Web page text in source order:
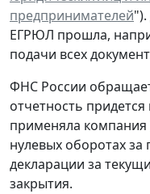
предпринимателей
ЕГРЮЛ прошла,
подачи всех
ФНС России
отчетность
применяла
нулевых оборотах
декларации за
закрытия.